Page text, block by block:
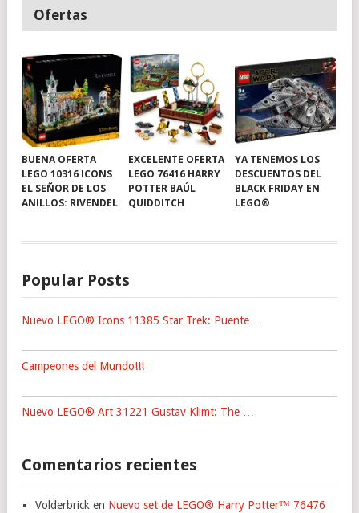
Ofertas
BUENA OFERTA
LEGO 10316 ICONS
EL SEÑOR DE LOS
ANILLOS: RIVENDEL
EXCELENTE OFERTA
LEGO 76416 HARRY
POTTER BAÚL
QUIDDITCH
YA TENEMOS LOS
DESCUENTOS DEL
BLACK FRIDAY EN
LEGO®
Popular Posts
Nuevo LEGO® Icons 11385 Star Trek: Puente …
Campeones del Mundo!!!
Nuevo LEGO® Art 31221 Gustav Klimt: The …
Comentarios recientes
Volderbrick en Nuevo set de LEGO® Harry Potter™ 76476